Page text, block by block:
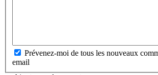
Prévenez-moi de tous les nouveaux
email